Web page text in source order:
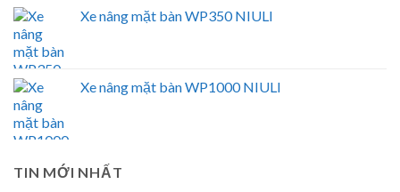
Xe nâng mặt bàn WP350 NIULI
Xe nâng mặt bàn WP1000 NIULI
TIN MỚI NHẤT